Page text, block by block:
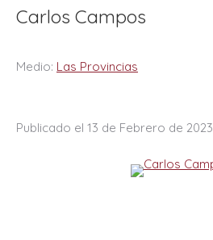
Carlos Campos
Medio: Las Provincias
Publicado el 13 de Febrero de 2023